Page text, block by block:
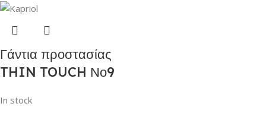
Γάντια προστασίας
THIN TOUCH Νο9
In stock